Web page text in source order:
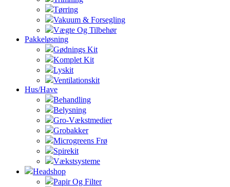
Tørring
Vakuum & Forsegling
Vægte Og Tilbehør
Pakkeløsning
Gødnings Kit
Komplet Kit
Lyskit
Ventilationskit
Hus/Have
Behandling
Belysning
Gro-Vækstmedier
Grobakker
Microgreens Frø
Spirekit
Vækstsysteme
Headshop
Papir Og Filter